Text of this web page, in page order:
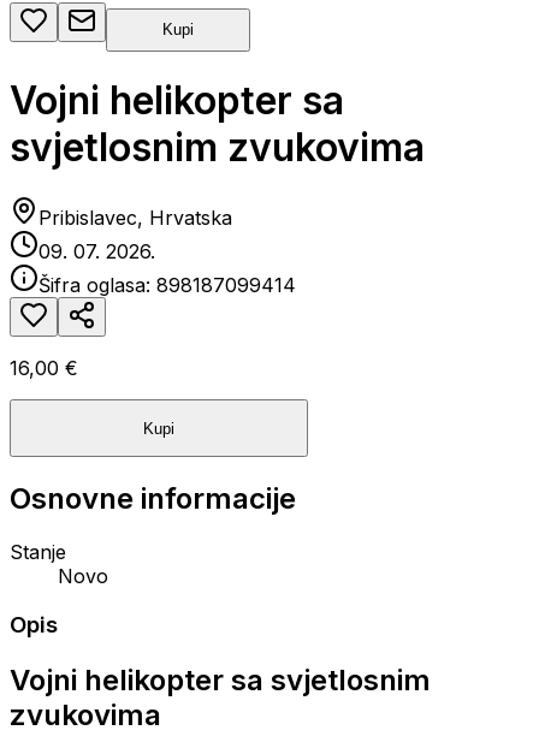
Kupi
Vojni helikopter sa
svjetlosnim zvukovima
Pribislavec, Hrvatska
09. 07. 2026.
Šifra oglasa: 898187099414
16,00 €
Kupi
Osnovne informacije
Stanje
Novo
Opis
Vojni helikopter sa svjetlosnim
zvukovima